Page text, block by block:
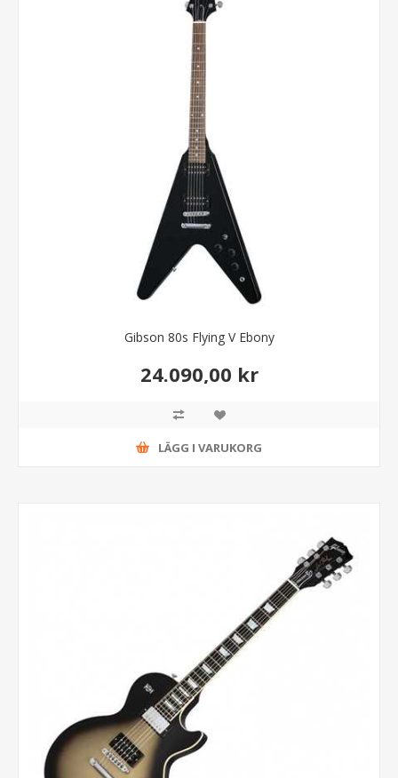
Gibson 80s Flying V Ebony
24.090,00 kr
LÄGG I VARUKORG